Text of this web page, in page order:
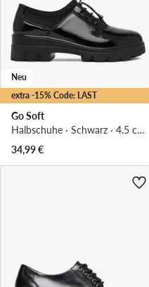
extra -15% Code: LAST
Neu
Go Soft
Halbschuhe · Schwarz · 4.5 cm
34,99€